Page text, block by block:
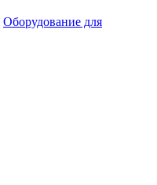
Оборудование для